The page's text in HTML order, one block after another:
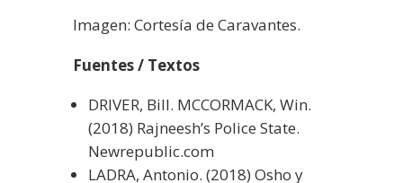
Imagen: Cortesía de Caravantes.
Fuentes / Textos
DRIVER, Bill. MCCORMACK, Win.
(2018) Rajneesh’s Police State.
Newrepublic.com
LADRA, Antonio. (2018) Osho y